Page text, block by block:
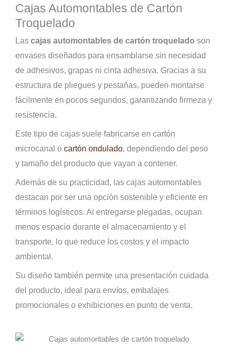
Cajas Automontables de Cartón
Troquelado
Las cajas automontables de cartón troquelado son
envases diseñados para ensamblarse sin necesidad
de adhesivos, grapas ni cinta adhesiva. Gracias a su
estructura de pliegues y pestañas, pueden montarse
fácilmente en pocos segundos, garantizando firmeza y
resistencia.
Este tipo de cajas suele fabricarse en cartón
microcanal o cartón ondulado, dependiendo del peso
y tamaño del producto que vayan a contener.
Además de su practicidad, las cajas automontables
destacan por ser una opción sostenible y eficiente en
términos logísticos. Al entregarse plegadas, ocupan
menos espacio durante el almacenamiento y el
transporte, lo que reduce los costos y el impacto
ambiental.
Su diseño también permite una presentación cuidada
del producto, ideal para envíos, embalajes
promocionales o exhibiciones en punto de venta.